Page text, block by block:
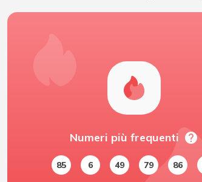
Numeri più frequenti help
85 6 49 79 86